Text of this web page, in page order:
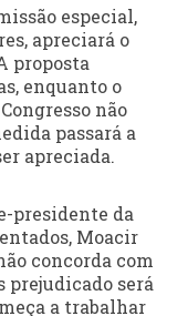
especial,
apreciará o
proposta
enquanto o
não
passará a
apreciada.
presidente da
Moacir
concorda com
prejudicado será
a trabalhar